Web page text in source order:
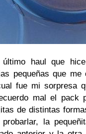
haul que
pequeñas que
fue mi sorpresa
mal el pack
de distintas
la